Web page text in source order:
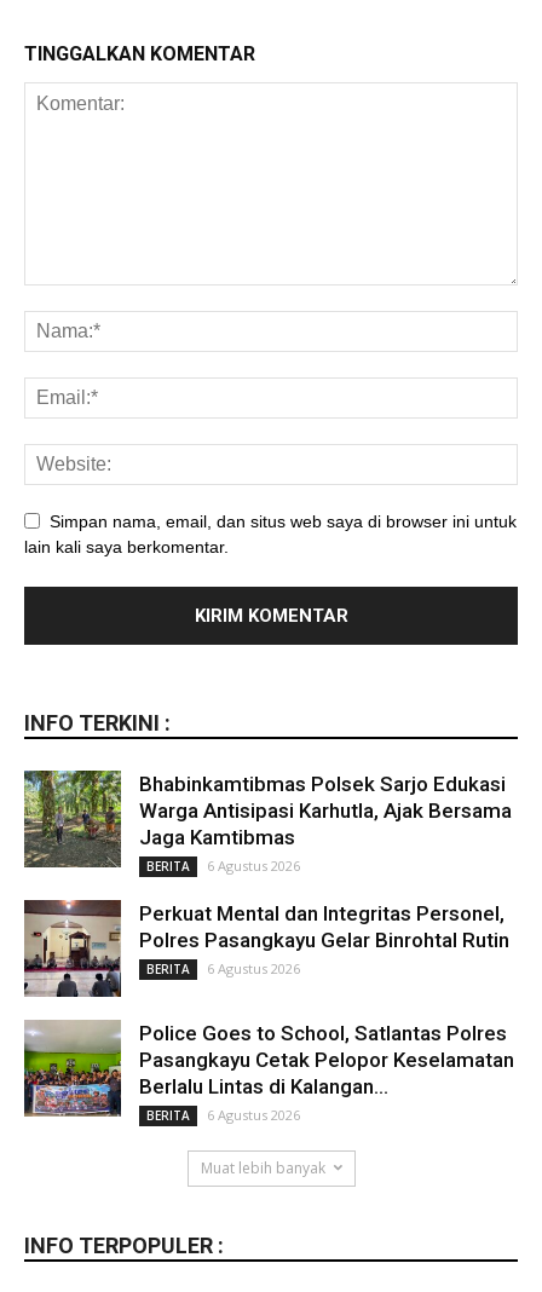
TINGGALKAN KOMENTAR
Simpan nama, email, dan situs web saya di browser ini untuk
lain kali saya berkomentar.
INFO TERKINI :
Bhabinkamtibmas Polsek Sarjo Edukasi
Warga Antisipasi Karhutla, Ajak Bersama
Jaga Kamtibmas
BERITA 6 Agustus 2026
Perkuat Mental dan Integritas Personel,
Polres Pasangkayu Gelar Binrohtal Rutin
BERITA 6 Agustus 2026
Police Goes to School, Satlantas Polres
Pasangkayu Cetak Pelopor Keselamatan
Berlalu Lintas di Kalangan...
BERITA 6 Agustus 2026
Muat lebih banyak
INFO TERPOPULER :